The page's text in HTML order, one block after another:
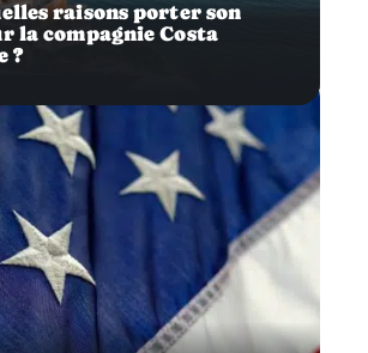
raisons porter son
la compagnie Costa
?